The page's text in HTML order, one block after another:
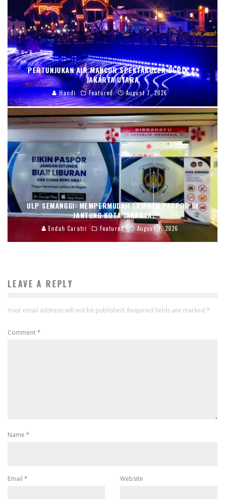
PERTUNJUKAN AIR MANCUR SPEKTAKULER DI PIK 2,
JAKARTA UTARA
Handi Featured August 7, 2026
ULP SEMANGGI: MEMPERMUDAH LAYANAN PASPOR DI
JANTUNG KOTA JAKARTA
Endah Caratri Featured August 7, 2026
LEAVE A REPLY
Your email address will not be published. Required fields are marked *
Comment*
Name *
Email * Website